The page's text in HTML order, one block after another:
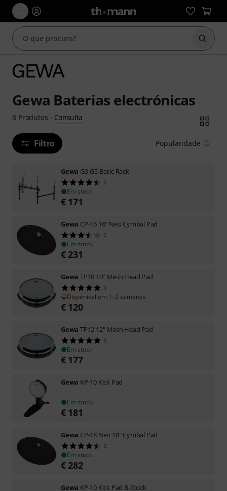
Iniciar
Gewa Baterias electrónicas
8 Produtos · Consulta
Filtro Popularidade
Gewa G3-G5 Basic Rack
2
Em stock
€ 171
Gewa CP-16 16" Neo Cymbal Pad
2
Em stock
€ 231
Gewa TP10 10" Mesh Head Pad
3
Disponível em 1–2 semanas
€ 120
Gewa TP12 12" Mesh Head Pad
3
Em stock
€ 177
Gewa KP-10 Kick Pad
Em stock
€ 181
Gewa CP-18 Neo 18" Cymbal Pad
2
Em stock
€ 282
Gewa KP-10 Kick Pad B-Stock